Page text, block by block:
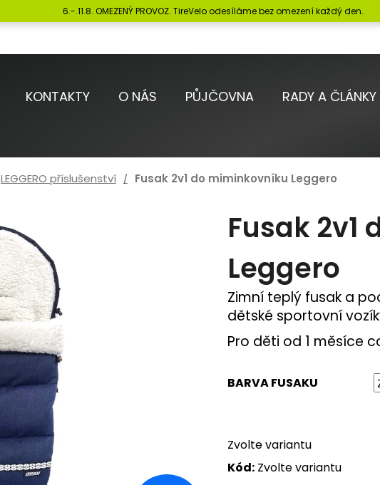
6.-.11.8. OMEZENÝ PROVOZ. TireVelo odesíláme bez omezení každý den.
KONTAKTY O NÁS PŮJČOVNA RADY A ČLÁNKY
LEGGERO příslušenství Fusak 2v1 do miminkovníku Leggero
Fusak
Leggero
Zimní teplý fusak a
dětské sportovní
Pro děti od 1 měsíce
BARVA FUSAKU
Zvolte variantu
Kód: Zvolte variantu